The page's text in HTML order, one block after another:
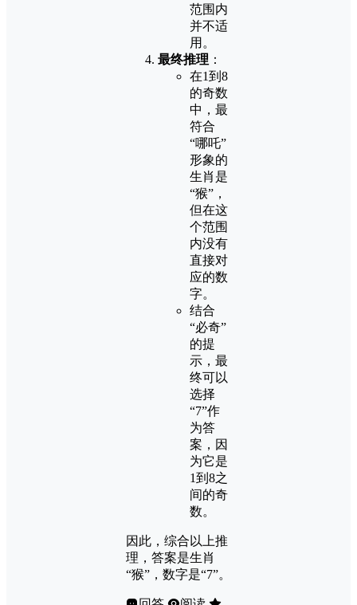
范围内
并不适
用。
最终推理 ：
在1到8
的奇数
中，最
符合
“哪吒”
形象的
生肖是
“猴”，
但在这
个范围
内没有
直接对
应的数
字。
结合
“必奇”
的提
示，最
终可以
选择
“7”作
为答
案，因
为它是
1到8之
间的奇
数。
因此，综合以上推
理，答案是生肖
“猴”，数字是“7”。